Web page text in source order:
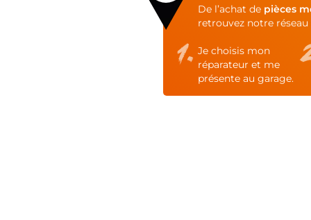
De l’achat de pièces
retrouvez notre
Je choisis mon
réparateur et me
présente au garage.